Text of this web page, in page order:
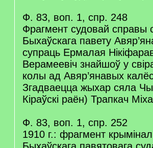
Ф. 83, воп. 1, спр. 248
Фрагмент судовай справы
Быхаўскага павету
супраць Ермалая
Верамеевіч знайшоў у
колы ад Авяр’янавых
Згадваецца жыхар сяла
Кіраўскі раён) Трапкач
Ф. 83, воп. 1, спр. 252
1910 г.: фрагмент